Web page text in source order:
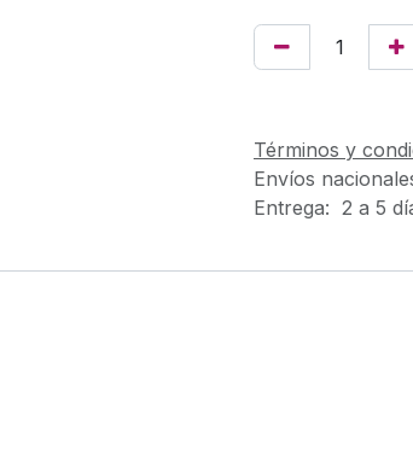
Términos y
Envíos
Entrega: 2 a 5